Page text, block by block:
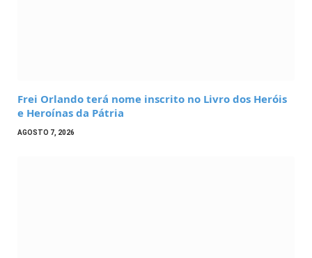
Frei Orlando terá nome inscrito no Livro dos Heróis
e Heroínas da Pátria
AGOSTO 7, 2026